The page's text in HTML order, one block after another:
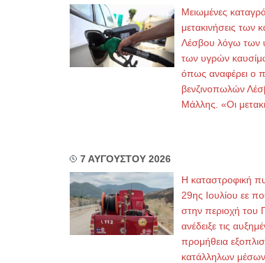
Μειωμένες
μετακινήσεις των
Λέσβου λόγω των
των υγρών
όπως αναφέρει ο
βενζινοπωλών
Μάλλης. «Οι
7 ΑΥΓΟΥΣΤΟΥ 2026
Η καταστροφική
29ης Ιουλίου εε
στην περιοχή του
ανέδειξε τις
προμήθεια
κατάλληλων μέσων